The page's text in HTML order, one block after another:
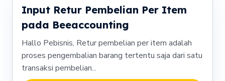
Input Retur Pembelian Per Item
pada Beeaccounting
Hallo Pebisnis, Retur pembelian per item adalah
proses pengembalian barang tertentu saja dari satu
transaksi pembelian...